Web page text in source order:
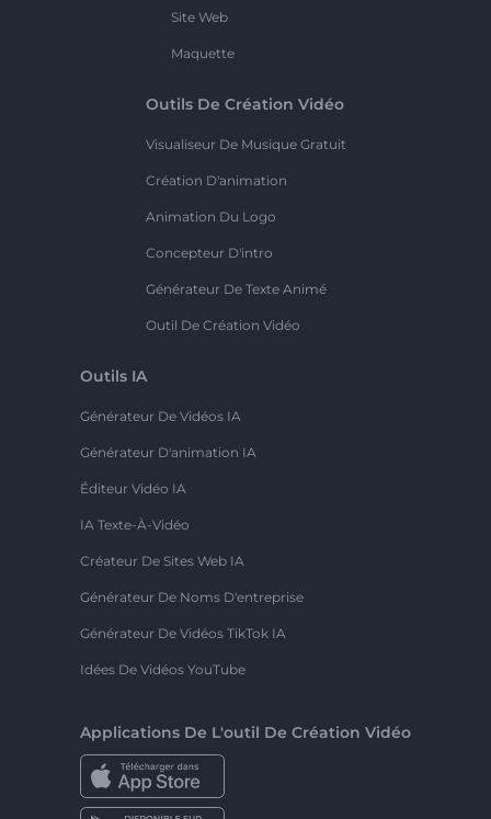
Site Web
Maquette
Outils De Création Vidéo
Visualiseur De Musique Gratuit
Création D'animation
Animation Du Logo
Concepteur D'intro
Générateur De Texte Animé
Outil De Création Vidéo
Outils IA
Générateur De Vidéos IA
Générateur D'animation IA
Éditeur Vidéo IA
IA Texte-À-Vidéo
Créateur De Sites Web IA
Générateur De Noms D'entreprise
Générateur De Vidéos TikTok IA
Idées De Vidéos YouTube
Applications De L'outil De Création Vidéo